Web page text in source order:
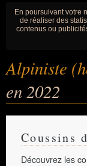
En poursuivant votre
de réaliser des
contenus ou
Alpiniste
en 2022
Coussins
Découvrez les